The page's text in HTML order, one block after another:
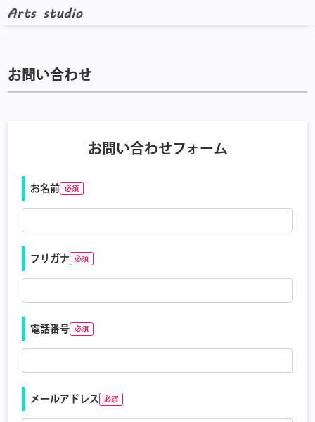
お問い合わせ
お問い合わせフォーム
お名前
フリガナ
電話番号
メールアドレス